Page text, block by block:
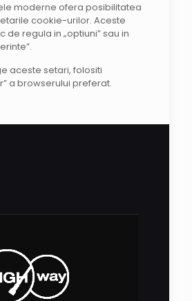
moderne ofera posibilitatea
cookie-urilor. Aceste
de regula in „optiuni” sau in
aceste setari, folositi
a browserului preferat.